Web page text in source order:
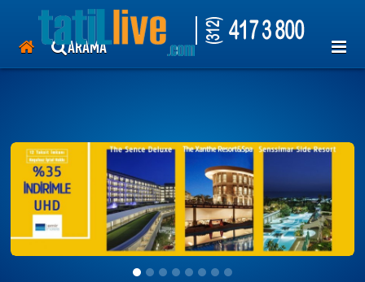
tatil otelleri, hotelleri, antalya, kemer, Lara, side, Bodrum, Marmaris,
Ayvalık, ören , tekirova, her şey dahil, kiralık villa.
uçak bileti, thy, pegasus, ajet, uygun tatil, ucuza tatil.mısır,antik mısır
,hurgada,kahire,luxor
ARAMA
GEMİ
UÇAK
ÜYE GİRİŞİ